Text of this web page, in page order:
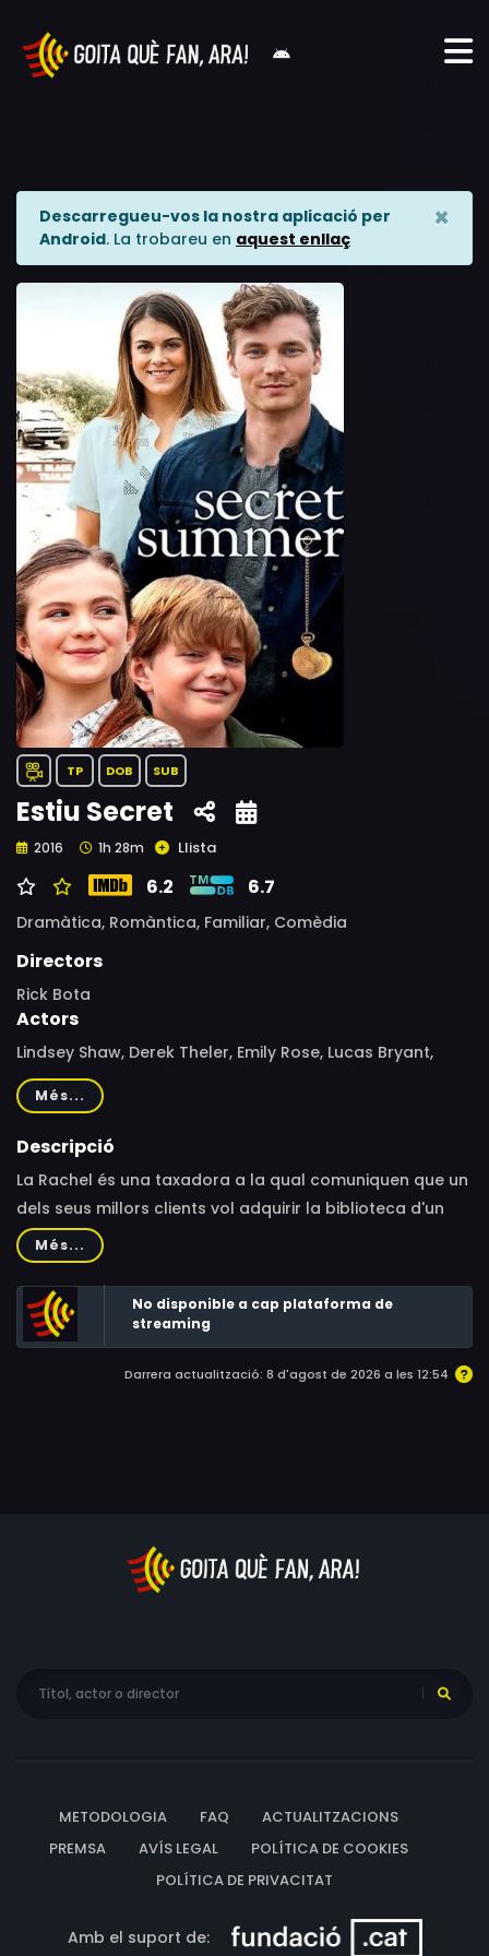
Descarregueu-vos la nostra aplicació per
Android. La trobareu en aquest enllaç
×
TP DOB SUB
Estiu Secret
2016 1h 28m Llista
6.2 6.7
Dramàtica, Romàntica, Familiar, Comèdia
Directors
Rick Bota
Actors
Lindsey Shaw, Derek Theler, Emily Rose, Lucas Bryant,
Rachel Ticotin, Isaiah Washington, Max Page, Chiara
Aurelia, Alix Elizabeth Gitter, Karl T. Wright
Més...
Descripció
La Rachel és una taxadora a la qual comuniquen que un
dels seus millors clients vol adquirir la biblioteca d'un
petit poble per a construir un spa en el terreny. La
Rachel és absolutament contrària a la idea
d'abandonar Nova York, però ara haurà d'anar-se a
Califòrnia.
Més...
No disponible a cap plataforma de
streaming
Darrera actualització: 8 d'agost de 2026 a les 12:54
METODOLOGIA FAQ
ACTUALITZACIONS
PREMSA
AVÍS LEGAL
POLÍTICA DE COOKIES
POLÍTICA DE PRIVACITAT
Amb el suport de: